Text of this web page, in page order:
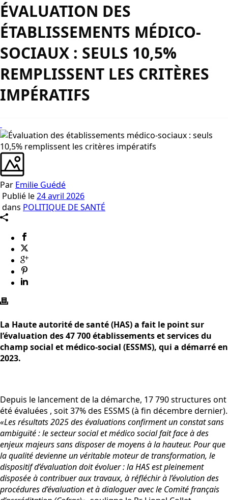
ÉVALUATION DES
ÉTABLISSEMENTS MÉDICO-
SOCIAUX : SEULS 10,5%
REMPLISSENT LES CRITÈRES
IMPÉRATIFS
Par Emilie Guédé
Publié le24 avril 2026
dans POLITIQUE DE SANTÉ
La Haute autorité de santé (HAS) a fait le point sur
l’évaluation des 47 700 établissements et services du
champ social et médico-social (ESSMS), qui a démarré en
2023.
Depuis le lancement de la démarche, 17 790 structures ont
été évaluées , soit 37% des ESSMS (à fin décembre dernier).
«Les résultats 2025 des évaluations confirment un constat sans
ambiguïté : le secteur social et médico social fait face à des
enjeux majeurs sans disposer de moyens à la hauteur. Pour que
la qualité devienne un véritable moteur de transformation, le
dispositif d’évaluation doit évoluer : la HAS est pleinement
disposée à contribuer aux travaux, à réfléchir à l’évolution des
procédures d’évaluation et à dialoguer avec le Comité français